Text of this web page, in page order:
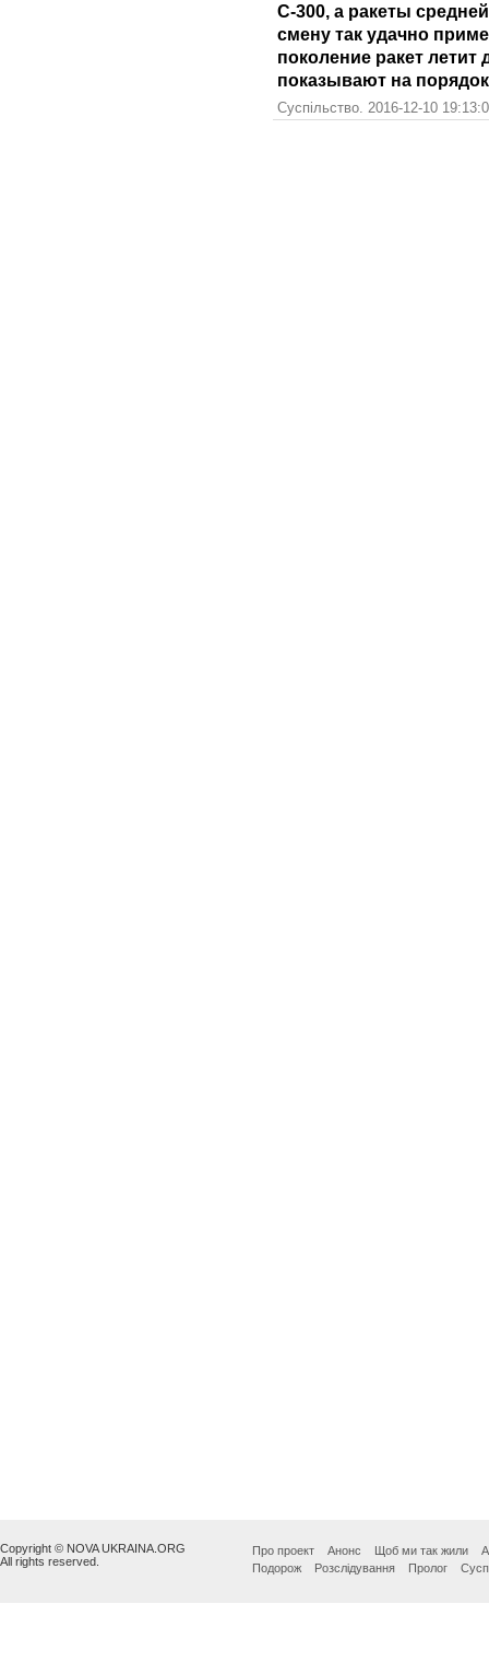
С-300, а ракеты
смену так удачно
поколение ракет
показывают на
Суспільство. 2016-12-10
Copyright © NOVA UKRAINA.ORG
All rights reserved.
Про проект Анонс Щоб ми так жили
Подорож
Розслідування Пролог